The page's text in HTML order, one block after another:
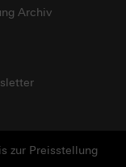
Archiv
zur Preisstellung